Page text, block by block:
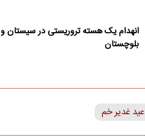
انهدام یک هسته تروریستی در سیستان و
بلوچستان
عید غدیر خم